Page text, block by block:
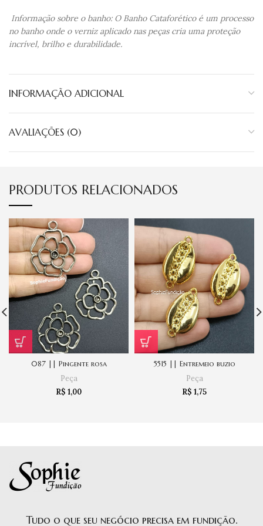
Informação sobre o banho: O Banho Cataforético é um processo
no banho onde o verniz aplicado nas peças cria uma proteção
incrível, brilho e durabilidade.
INFORMAÇÃO ADICIONAL
AVALIAÇÕES (0)
PRODUTOS RELACIONADOS
087 || Pingente rosa
Peça
R$ 1,00
5515 || Entremeio buzio
Peça
R$ 1,75
Tudo o que seu negócio precisa em fundição.